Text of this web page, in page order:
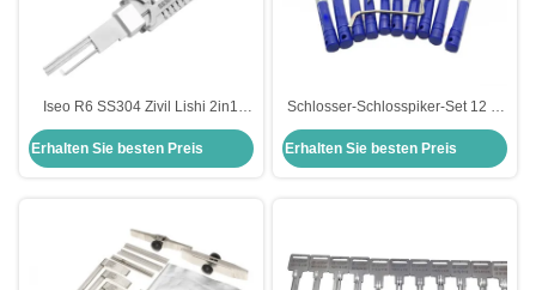
Iseo R6 SS304 Zivil Lishi 2in1
Schlossschließwerkzeuge Auto
Schlosserwerkzeuge Set
elektrischer Schlüssel
Erhalten Sie besten Preis
Schlosser-Schlosspiker-Set 12 in
einem Schlosspiker-Set
Schlossöffnungswerkzeuge
Erhalten Sie besten Preis